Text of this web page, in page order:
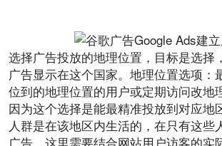
选择广告投放的地理位置，目标是选择
广告显示在这个国家。地理位置选项：
位到的地理位置的用户或定期访问改地
因为这个选择是能最精准投放到对应地
人群是在该地区内生活的，在只有这些
广告。这里需要结合网站用户访客的实